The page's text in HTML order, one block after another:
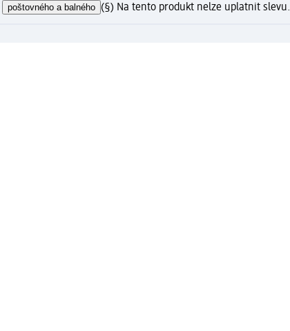
poštovného a balného (§) Na tento produkt nelze uplatnit slevu.